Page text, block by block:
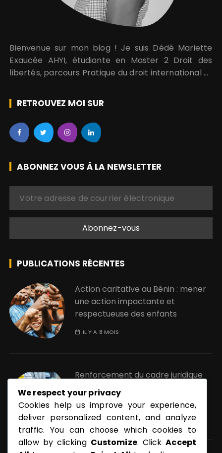
Bienvenue sur mon blog ! Je suis Dédé Mariette
Exaucée AHYI, étudiante en Master 2 Droit des
libertés, parcours Pratique du droit international et
engagée pour la promotion et la protection des…
RETROUVEZ MOI SUR
ABONNEZ VOUS À LA NEWSLETTER
PUBLICATIONS RÉCENTES
Action caritative au Bénin : mener
une action impactante et
respectueuse des enfants
IL Y A 8 MOIS
Renforcement du cadre juridique
de la pornographique au Bénin :
quels enjeux ?
IL Y A 11 MOIS
We respect your privacy
Cookies help us improve your experience,
deliver personalized content, and analyze
traffic. You can choose which cookies to
allow by clicking Customize. ClickAccept